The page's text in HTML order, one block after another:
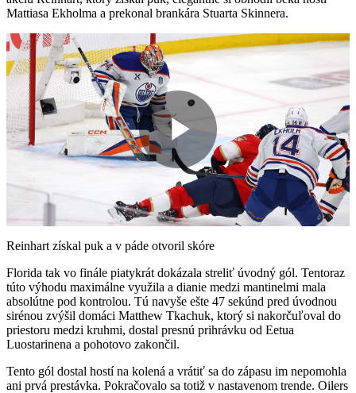
Mattiasa Ekholma a prekonal brankára Stuarta Skinnera.
Play
Video
Reinhart získal puk a v páde otvoril skóre
Florida tak vo finále piatykrát dokázala streliť úvodný gól. Tentoraz
túto výhodu maximálne využila a dianie medzi mantinelmi mala
absolútne pod kontrolou. Tú navyše ešte 47 sekúnd pred úvodnou
sirénou zvýšil domáci Matthew Tkachuk, ktorý si nakorčuľoval do
priestoru medzi kruhmi, dostal presnú prihrávku od Eetua
Luostarinena a pohotovo zakončil.
Tento gól dostal hostí na kolená a vrátiť sa do zápasu im nepomohla
ani prvá prestávka. Pokračovalo sa totiž v nastavenom trende. Oilers